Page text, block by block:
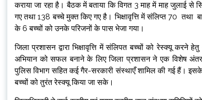
कराया जा रहा है। बैठक में बताया कि विगत 3 माह में माह जुलाई
गए तथा 138 बच्चे मुक्त किए गए है। भिक्षावृत्ति में संलिप्त 70
के 6 बच्चों को उनके परिजनों के पास भेजा गया।
जिला प्रशासन द्वारा भिक्षावृत्ति में संलिपत बच्चों को रेस्क्यू
अभियान को सफल बनाने के लिए जिला प्रशासन ने एक विशेष
पुलिस विभाग सहित कई गैर-सरकारी संस्थाएँ शामिल की गई हैं। इसके
बच्चों को तुरंत रेस्क्यू किया जा सके।